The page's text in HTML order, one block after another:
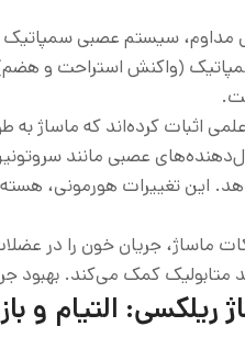
سیستم عصبی سمپاتیک
(واکنش استراحت و هضم)،
اثبات کرده‌اند که ماساژ
عصبی مانند
این تغییرات هورمونی،
ماساژ، جریان خون را در
متابولیک کمک می‌کند.
ریلکسی: التیام و